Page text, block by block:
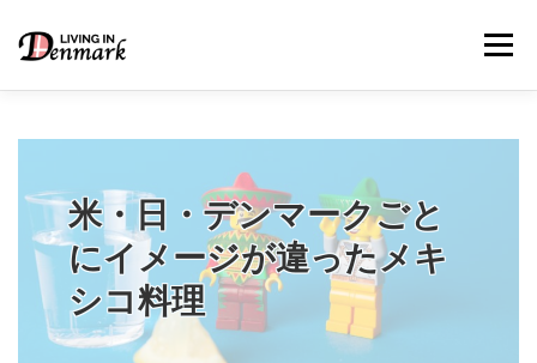
メニュー
LIFE TIPS– 生活便利帳 FOOD – ごはん事情
STUDY – 留学関連情報
米・日・デンマークごと
にイメージが違ったメキ
シコ料理